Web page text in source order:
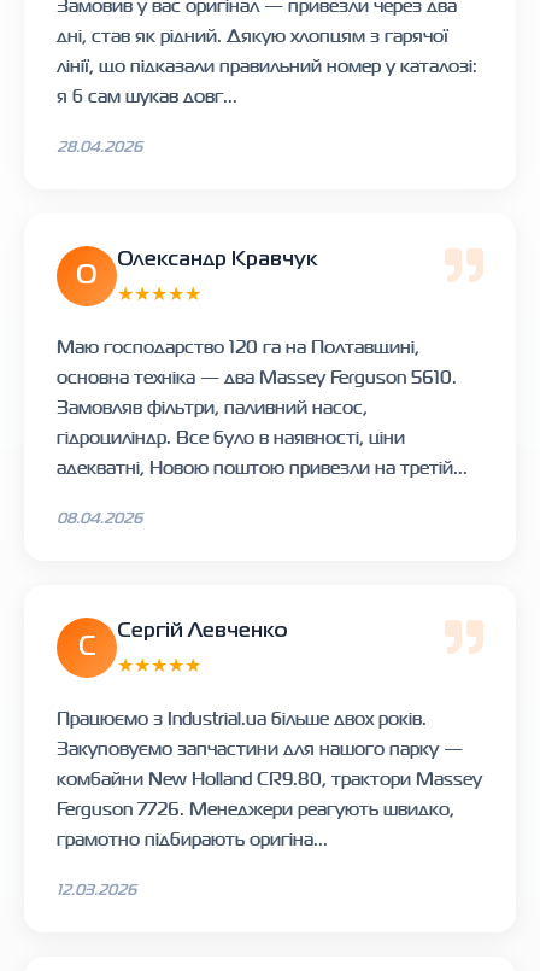
дні, став як рідний. Дякую хлопцям з гарячої
лінії, що підказали правильний номер у каталозі:
я б сам шукав довг...
28.04.2026
О
Олександр Кравчук
★★★★★
Маю господарство 120 га на Полтавщині,
основна техніка — два Massey Ferguson 5610.
Замовляв фільтри, паливний насос,
гідроциліндр. Все було в наявності, ціни
адекватні, Новою поштою привезли на третій...
08.04.2026
С
Сергій Левченко
★★★★★
Працюємо з Industrial.ua більше двох років.
Закуповуємо запчастини для нашого парку —
комбайни New Holland CR9.80, трактори Massey
Ferguson 7726. Менеджери реагують швидко,
грамотно підбирають оригіна...
12.03.2026